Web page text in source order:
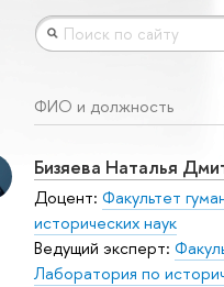
ФИО и должность
Бизяева Наталья
Доцент: Факультет
исторических наук
Ведущий эксперт:
Лаборатория по